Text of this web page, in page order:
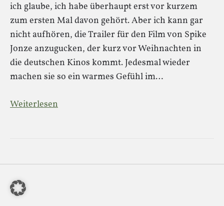
ich glaube, ich habe überhaupt erst vor kurzem
zum ersten Mal davon gehört. Aber ich kann gar
nicht aufhören, die Trailer für den Film von Spike
Jonze anzugucken, der kurz vor Weihnachten in
die deutschen Kinos kommt. Jedesmal wieder
machen sie so ein warmes Gefühl im…
Weiterlesen